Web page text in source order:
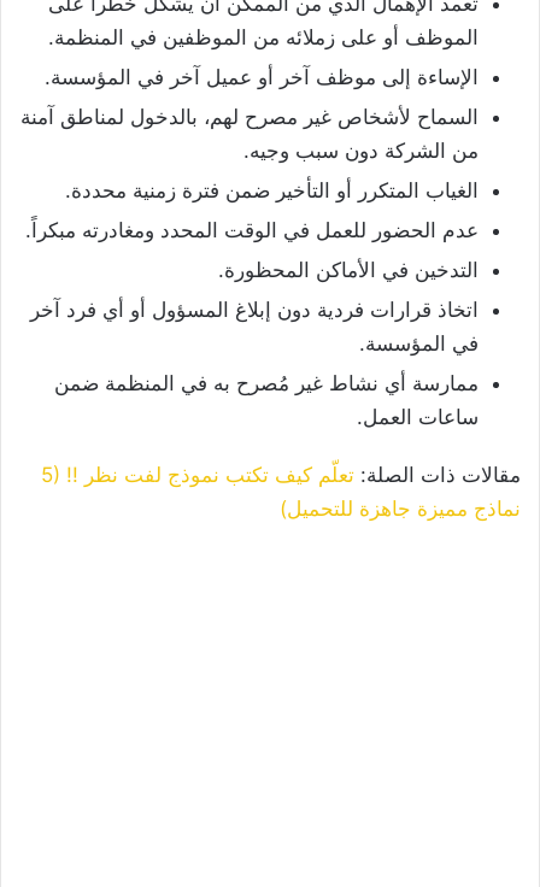
الموظف أو على زملائه من الموظفين في المنظمة.
الإساءة إلى موظف آخر أو عميل آخر في المؤسسة.
السماح لأشخاص غير مصرح لهم، بالدخول لمناطق آمنة
من الشركة دون سبب وجيه.
الغياب المتكرر أو التأخير ضمن فترة زمنية محددة.
عدم الحضور للعمل في الوقت المحدد ومغادرته مبكراً.
التدخين في الأماكن المحظورة.
اتخاذ قرارات فردية دون إبلاغ المسؤول أو أي فرد آخر
في المؤسسة.
ممارسة أي نشاط غير مُصرح به في المنظمة ضمن
ساعات العمل.
مقالات ذات الصلة:
تعلّم كيف تكتب نموذج لفت نظر !! (5
نماذج مميزة جاهزة للتحميل)